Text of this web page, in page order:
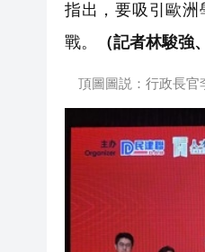
指出，要吸引歐
戰。
（記者林駿強
頂圖圖説：行政長官